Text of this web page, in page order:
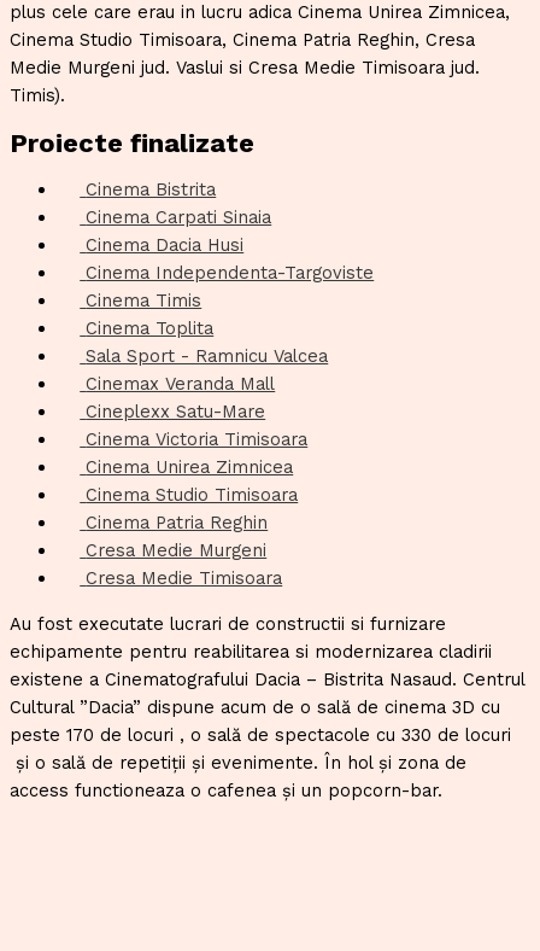
plus cele care erau in lucru adica Cinema Unirea Zimnicea,
Cinema Studio Timisoara, Cinema Patria Reghin, Cresa
Medie Murgeni jud. Vaslui si Cresa Medie Timisoara jud.
Timis).
Proiecte finalizate
Cinema Bistrita
Cinema Carpati Sinaia
Cinema Dacia Husi
Cinema Independenta-Targoviste
Cinema Timis
Cinema Toplita
Sala Sport - Ramnicu Valcea
Cinemax Veranda Mall
Cineplexx Satu-Mare
Cinema Victoria Timisoara
Cinema Unirea Zimnicea
Cinema Studio Timisoara
Cinema Patria Reghin
Cresa Medie Murgeni
Cresa Medie Timisoara
Au fost executate lucrari de constructii si furnizare
echipamente pentru reabilitarea si modernizarea cladirii
existene a Cinematografului Dacia – Bistrita Nasaud. Centrul
Cultural ”Dacia” dispune acum de o sală de cinema 3D cu
peste 170 de locuri , o sală de spectacole cu 330 de locuri
și o sală de repetiții și evenimente. În hol și zona de
access functioneaza o cafenea și un popcorn-bar.